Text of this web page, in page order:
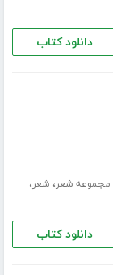
دانلود کتاب
مجموعه شعر،شعر،
دانلود کتاب